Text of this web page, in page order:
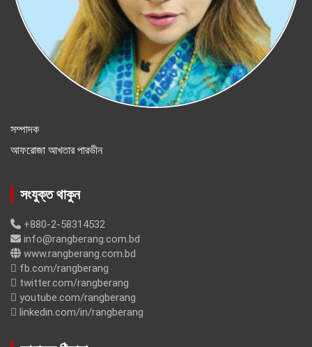
সম্পাদক
আফরোজা আখতার পারভীন
সংযুক্ত থাকুন
+880-2-58314532
info@rangberang.com.bd
www.rangberang.com.bd
fb.com/rangberang
twitter.com/rangberang
youtube.com/rangberang
linkedin.com/in/rangberang